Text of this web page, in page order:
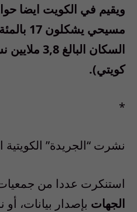
مسيحي
كويتي).
*
نشرت “الجريدة” الكويتية
استنكرت عددا من جمعيات
الجهات بإصدار بيانات،